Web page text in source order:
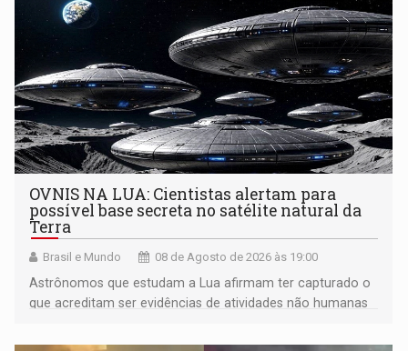
OVNIS NA LUA: Cientistas alertam para
possível base secreta no satélite natural da
Terra
Brasil e Mundo 08 de Agosto de 2026 às 19:00
Astrônomos que estudam a Lua afirmam ter capturado o
que acreditam ser evidências de atividades não humanas
órbita